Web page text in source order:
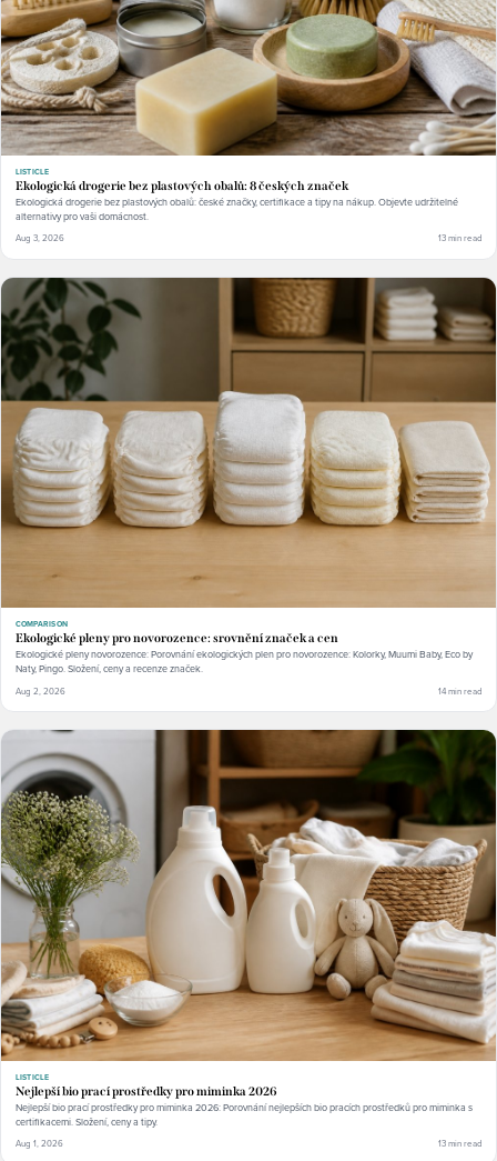
LISTICLE
Ekologická drogerie bez plastových obalů: 8 českých značek
Ekologická drogerie bez plastových obalů: české značky, certifikace a tipy na nákup. Objevte udržitelné
alternativy pro vaši domácnost.
Aug 3, 2026 13 min read
COMPARISON
Ekologické pleny pro novorozence: srovnění značek a cen
Ekologické pleny novorozence: Porovnání ekologických plen pro novorozence: Kolorky, Muumi Baby, Eco by
Naty, Pingo. Složení, ceny a recenze značek.
Aug 2, 2026 14 min read
LISTICLE
Nejlepší bio prací prostředky pro miminka 2026
Nejlepší bio prací prostředky pro miminka 2026: Porovnání nejlepších bio pracích prostředků pro miminka s
certifikacemi. Složení, ceny a tipy.
Aug 1, 2026 13 min read